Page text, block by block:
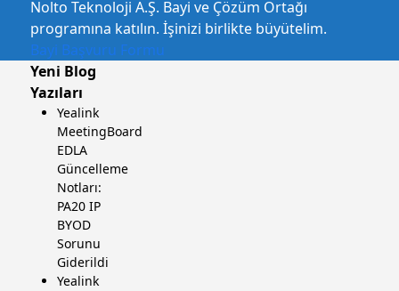
Nolto Teknoloji A.Ş. Bayi ve Çözüm Ortağı
programına katılın. İşinizi birlikte büyütelim.
Bayi Başvuru Formu
Yeni Blog
Yazıları
Yealink
MeetingBoard
EDLA
Güncelleme
Notları:
PA20 IP
BYOD
Sorunu
Giderildi
Yealink